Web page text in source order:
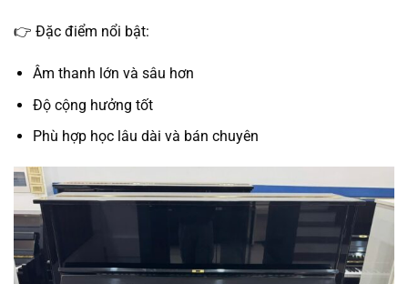
👉 Đặc điểm nổi bật:
Âm thanh lớn và sâu hơn
Độ cộng hưởng tốt
Phù hợp học lâu dài và bán chuyên